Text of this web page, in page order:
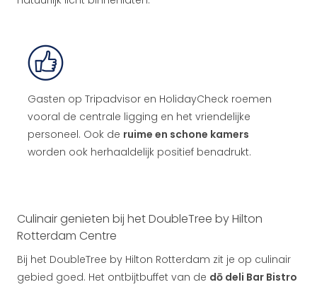
Gasten op Tripadvisor en HolidayCheck roemen
vooral de centrale ligging en het vriendelijke
personeel. Ook de ruime en schone kamers
worden ook herhaaldelijk positief benadrukt.
Culinair genieten bij het DoubleTree by Hilton
Rotterdam Centre
Bij het DoubleTree by Hilton Rotterdam zit je op culinair
gebied goed. Het ontbijtbuffet van de dō deli Bar Bistro